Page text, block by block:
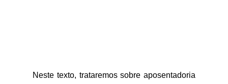
Neste texto, trataremos sobre aposentadoria